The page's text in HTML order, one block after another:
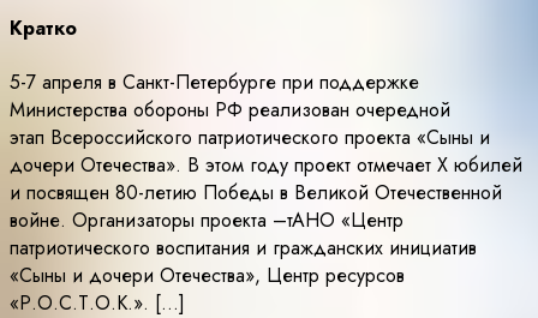
Кратко
5-7 апреля в Санкт-Петербурге при поддержке
Министерства обороны РФ реализован очередной
этап Всероссийского патриотического проекта «Сыны и
дочери Отечества». В этом году проект отмечает X юбилей
и посвящен 80-летию Победы в Великой Отечественной
войне. Организаторы проекта –тАНО «Центр
патриотического воспитания и гражданских инициатив
«Сыны и дочери Отечества», Центр ресурсов
«Р.О.С.Т.О.К.». […]